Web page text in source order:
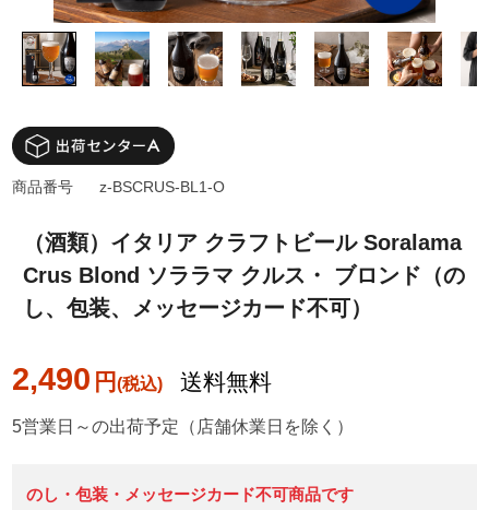
（酒類）イタリア クラフトビール Soralama
Crus Blond ソララマ クルス・ ブロンド（の
し、包装、メッセージカード不可）
2,490 円 送料無料
商品番号 z-BSCRUS-BL1-O
5営業日～の出荷予定（店舗休業日を除く）
のし・包装・メッセージカード不可商品です